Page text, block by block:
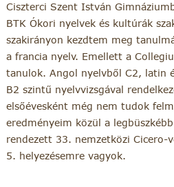
Ciszterci Szent István
BTK Ókori nyelvek és kultúrák
szakirányon kezdtem meg
a francia nyelv. Emellett a
tanulok. Angol nyelvből C2, latin
B2 szintű nyelvvizsgával
elsőévesként még nem tudok
eredményeim közül a
rendezett 33. nemzetközi Cicero-
5. helyezésemre vagyok.